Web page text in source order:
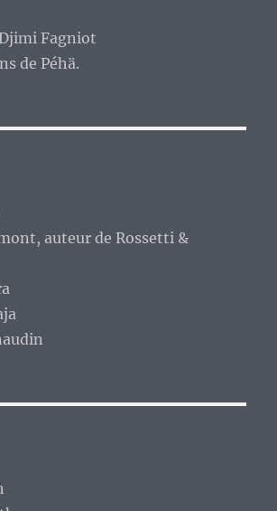
Fagniot
de Péhä.
auteur de Rossetti &